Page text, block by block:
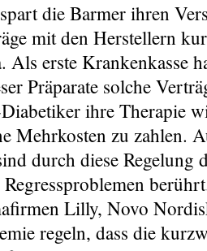
die Barmer ihren
mit den Herstellern
Als erste Krankenkasse
Präparate solche
ihre Therapie
Mehrkosten zu zahlen.
durch diese Regelung
Lilly, Novo
regeln, dass die